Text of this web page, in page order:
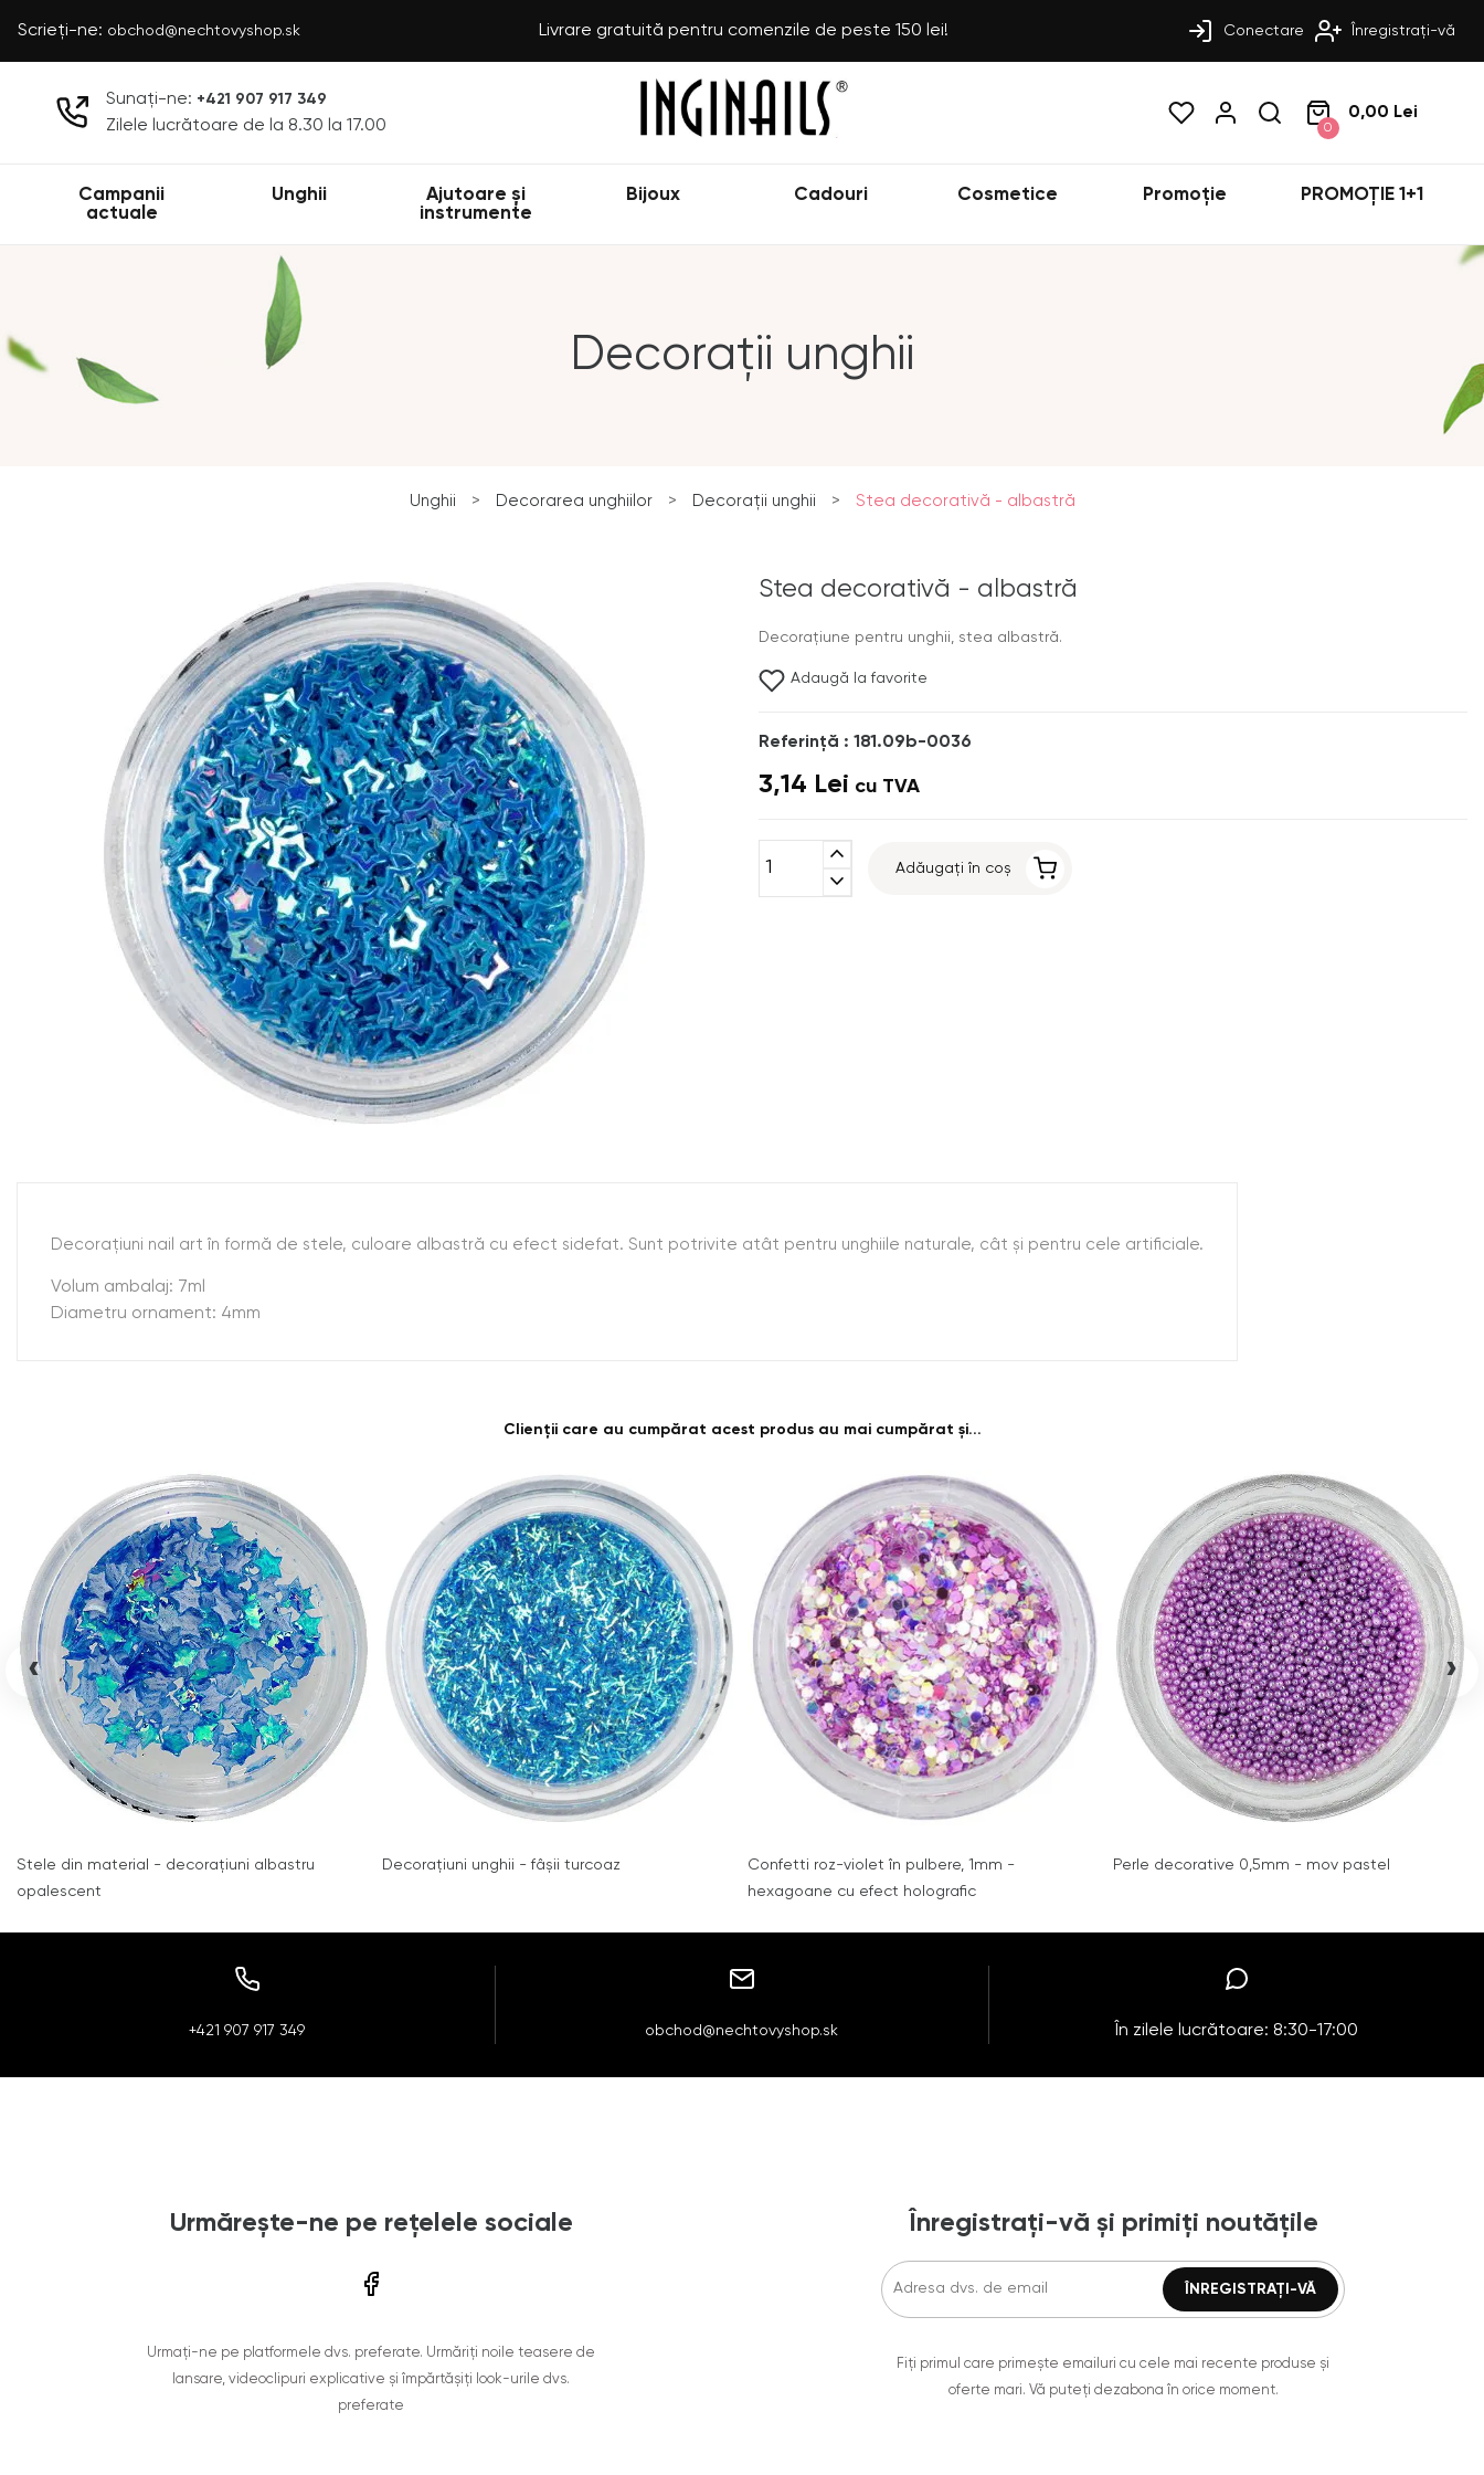
Scrieți-ne: obchod@nechtovyshop.sk Livrare gratuită pentru comenzile de peste 150 lei! Conectare Înregistrați-vă
Sunați-ne: +421 907 917 349
Zilele lucrătoare de la 8.30 la 17.00 0
0,00 Lei
Campanii
actuale
Unghii
Ajutoare și
instrumente
Bijoux Cadouri Cosmetice Promoție PROMOȚIE 1+1
Decorații unghii
Unghii > Decorarea unghiilor > Decorații unghii > Stea decorativă - albastră
Stea decorativă - albastră
Decoraţiune pentru unghii, stea albastră.
Adaugă la favorite
Referinţă : 181.09b-0036
3,14 Lei cu TVA
expand_less
expand_more
Adăugați în coș
Decoraţiuni nail art în formă de stele, culoare albastră cu efect sidefat. Sunt potrivite atât pentru unghiile naturale, cât şi pentru cele artificiale.
Volum ambalaj: 7ml
Diametru ornament: 4mm
Clienții care au cumpărat acest produs au mai cumpărat și...
Stele din material - decoraţiuni albastru
opalescent
Decoraţiuni unghii - fâşii turcoaz
Confetti roz-violet în pulbere, 1mm -
hexagoane cu efect holografic
Perle decorative 0,5mm - mov pastel
‹ ›
+421 907 917 349 obchod@nechtovyshop.sk În zilele lucrătoare: 8:30-17:00
Urmărește-ne pe rețelele sociale
Urmați-ne pe platformele dvs. preferate. Urmăriți noile teasere de
lansare, videoclipuri explicative și împărtășiți look-urile dvs.
preferate
Înregistrați-vă și primiți noutățile
Fiți primul care primește emailuri cu cele mai recente produse și
oferte mari. Vă puteți dezabona în orice moment.